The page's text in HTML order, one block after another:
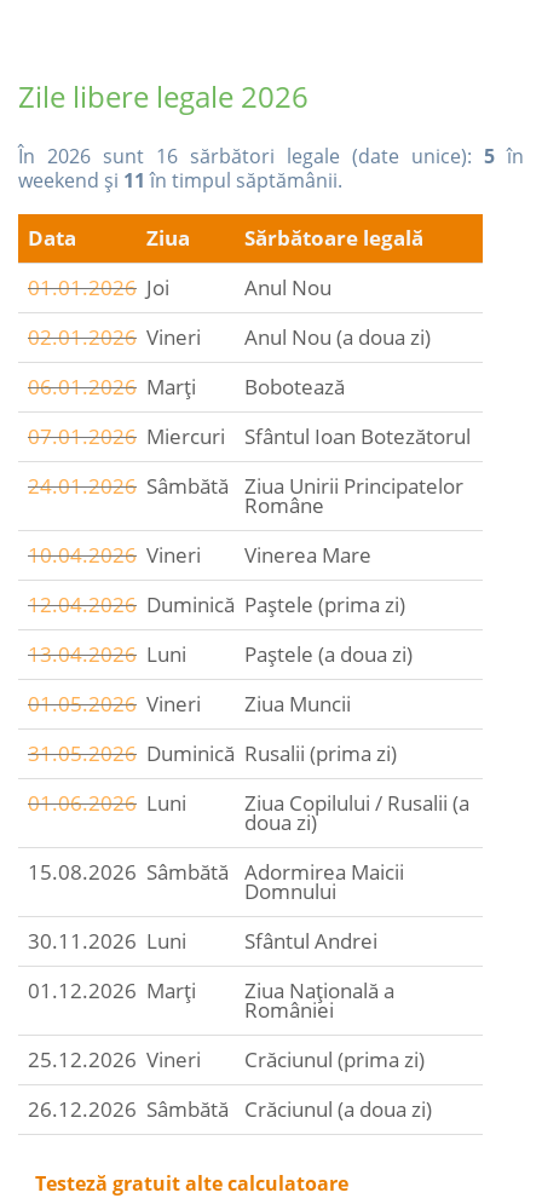
Zile libere legale 2026
În 2026 sunt 16 sărbători legale (date unice): 5 în
weekend și 11 în timpul săptămânii.
Data Ziua
Sărbătoare legală
01.01.2026 Joi
Anul Nou
02.01.2026 Vineri
Anul Nou (a doua zi)
06.01.2026 Marți
Bobotează
07.01.2026 Miercuri
Sfântul Ioan Botezătorul
24.01.2026 Sâmbătă Ziua Unirii Principatelor
Române
10.04.2026 Vineri
Vinerea Mare
12.04.2026 Duminică Paștele (prima zi)
13.04.2026 Luni
Paștele (a doua zi)
01.05.2026 Vineri
Ziua Muncii
31.05.2026 Duminică Rusalii (prima zi)
01.06.2026 Luni Ziua Copilului / Rusalii (a
doua zi)
15.08.2026 Sâmbătă Adormirea Maicii
Domnului
30.11.2026 Luni
Sfântul Andrei
01.12.2026 Marți Ziua Națională a
României
25.12.2026 Vineri
Crăciunul (prima zi)
26.12.2026 Sâmbătă Crăciunul (a doua zi)
Testeză gratuit alte calculatoare